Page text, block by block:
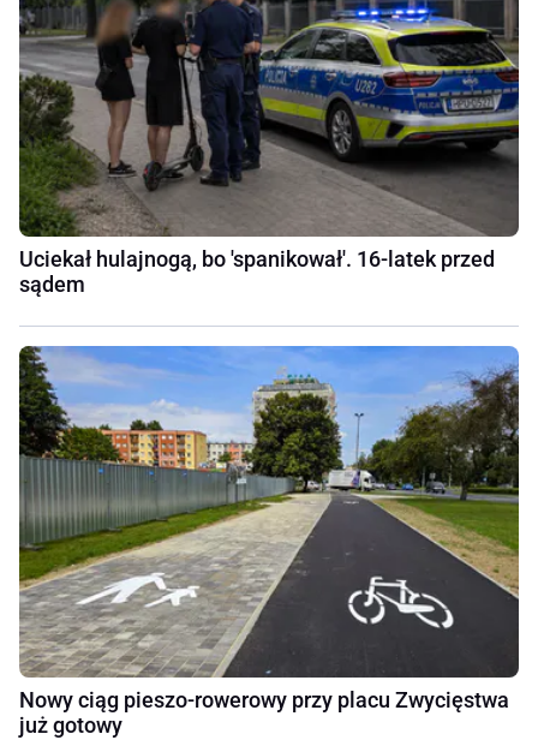
Uciekał hulajnogą, bo 'spanikował'. 16-latek przed
sądem
Nowy ciąg pieszo-rowerowy przy placu Zwycięstwa
już gotowy